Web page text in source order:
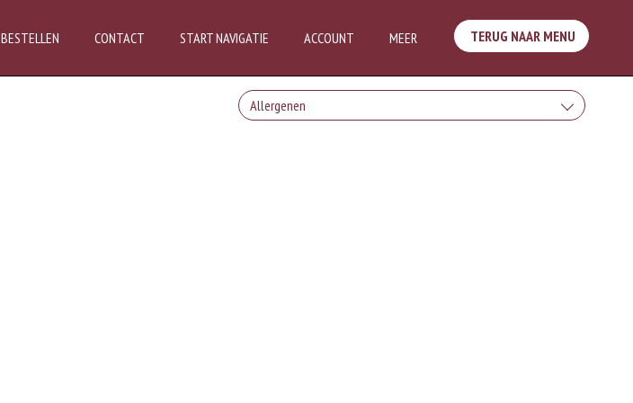
BESTELLEN CONTACT START NAVIGATIE ACCOUNT MEER TERUG NAAR MENU
Allergenen